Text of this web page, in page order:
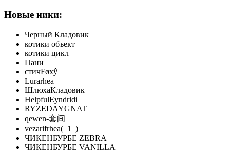
Новые ники:
Черный Кладовик
котики объект
котики цикл
Пани
стичFøxŷ
Lurarhea
ШлюхаКладовик
HelpfulEyndridi
RYZEDAYGNAT
qewen-套间
vezarifrhea(_1_)
ЧИКЕНБУРБЕ ZEBRA
ЧИКЕНБУРБЕ VANILLA